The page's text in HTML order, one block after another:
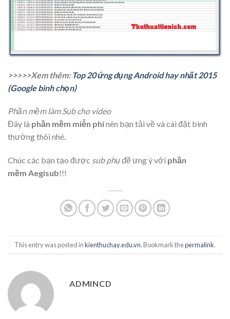
>>>>>Xem thêm: Top 20 ứng dụng Android hay nhất 2015
(Google bình chọn)
Phần mềm làm Sub cho video
Đây là phần mềm miễn phínên bạn tải về và cài đặt bình
thường thôi nhé.
Chúc các bạn tạo được sub phụ đề ưng ý với phần
mềm Aegisub!!!
This entry was posted inkienthuchay.edu.vn. Bookmark thepermalink.
ADMINCD